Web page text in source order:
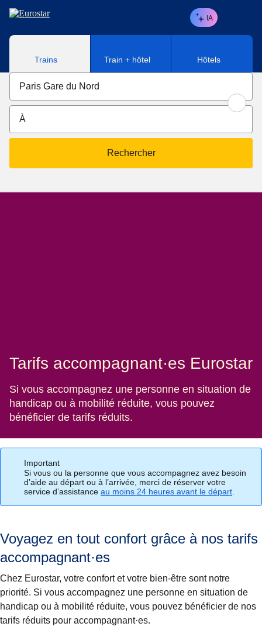
Aller au contenu principal
IA
Trains Train + hôtel Hôtels
Rechercher
Tarifs accompagnant·es Eurostar
Si vous accompagnez une personne en situation de
handicap ou à mobilité réduite, vous pouvez
bénéficier de tarifs réduits.
Important
Si vous ou la personne que vous accompagnez avez besoin
d’aide au départ ou à l’arrivée, merci de réserver votre
service d’assistance au moins 24 heures avant le départ
Voyagez en tout confort grâce à nos tarifs
accompagnant·es
Chez Eurostar, votre confort et votre bien-être sont notre
priorité. Si vous accompagnez une personne en situation de
handicap ou à mobilité réduite, vous pouvez bénéficier de nos
tarifs réduits pour accompagnant·es.